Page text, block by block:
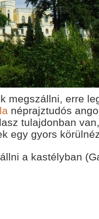
megszállni, erre
néprajztudós
tulajdonban
egy gyors
a kastélyban